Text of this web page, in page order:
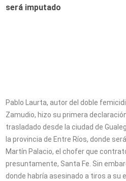
será imputado
Pablo Laurta, autor del doble
Zamudio, hizo su primera
trasladado desde la ciudad de
la provincia de Entre Ríos, donde
Martín Palacio, el chofer que
presuntamente, Santa Fe. Sin
donde habría asesinado a tiros a su